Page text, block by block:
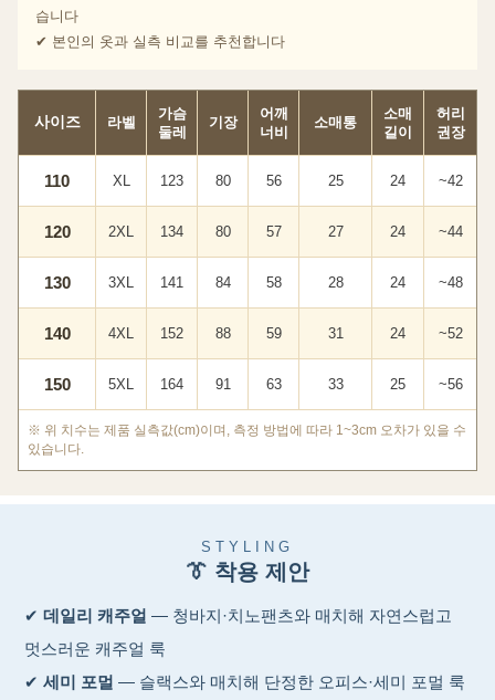
습니다
✔ 본인의 옷과 실측 비교를 추천합니다
사이즈 라벨
가슴
둘레
기장
어깨
너비
소매통
소매
길이
허리
권장
110 XL 123 80 56 25 24 ~42
120 2XL 134 80 57 27 24 ~44
130 3XL 141 84 58 28 24 ~48
140 4XL 152 88 59 31 24 ~52
150 5XL 164 91 63 33 25 ~56
※ 위 치수는 제품 실측값(cm)이며, 측정 방법에 따라 1~3cm 오차가 있을 수
있습니다.
STYLING
👔 착용 제안
✔ 데일리 캐주얼 — 청바지·치노팬츠와 매치해 자연스럽고
멋스러운 캐주얼 룩
✔ 세미 포멀 — 슬랙스와 매치해 단정한 오피스·세미 포멀 룩